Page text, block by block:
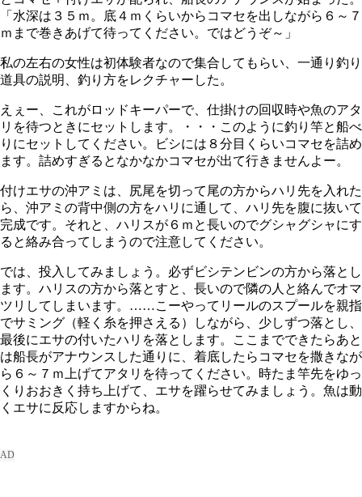
「水深は３５ｍ。底４ｍくらいからコマセを出しながら６～７
ｍまで巻きあげて待ってください。ではどうぞ～」
私の左右の女性は初体験者なので集合してもらい、一通り釣り
道具の説明、釣り方をレクチャーした。
えぇー、これがロッドキーパーで、仕掛けの回収時や魚のアタ
リを待つときにセットします。・・・このように釣り竿と船べ
りにセットしてください。ビシには８分目くらいコマセを詰め
ます。詰めすぎるとなかなかコマセが出て行きませんよー。
付けエサの沖アミは、尻尾を切って尾の方からハリ先を入れた
ら、沖アミの背中側の方をハリに通して、ハリ先を腹に抜いて
完成です。それと、ハリスが６ｍと長いのでグシャグシャにす
ると絡み合ってしまうので注意してください。
では、投入してみましょう。必ずビシテンビンの方から落とし
ます。ハリスの方から落とすと、長いので隣の人と絡んでオマ
ツリしてしまいます。……こーやってリールのスプールを親指
でサミング（軽く糸を押さえる）しながら、少しずつ落とし、
最後にエサの付いたハリを落とします。ここまでできたらあと
は船長がアナウンスした通りに、着底したらコマセを撒きなが
ら６～７ｍ上げてアタリを待ってください。時たま竿先をゆっ
くりおおきく持ち上げて、エサを躍らせてみましょう。魚は動
くエサに反応しますからね。